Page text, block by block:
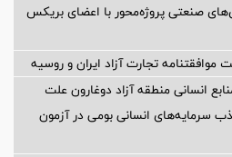
صنعتی پروژه‌محور با اعضای بریکس
تجارت آزاد ایران و روسیه
انسانی منطقه آزاد دوغارون علت
سرمایه‌های انسانی بومی در آزمون